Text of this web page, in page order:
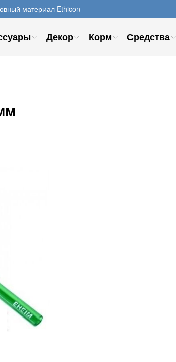
материал Ethicon
Декор Корм Средства